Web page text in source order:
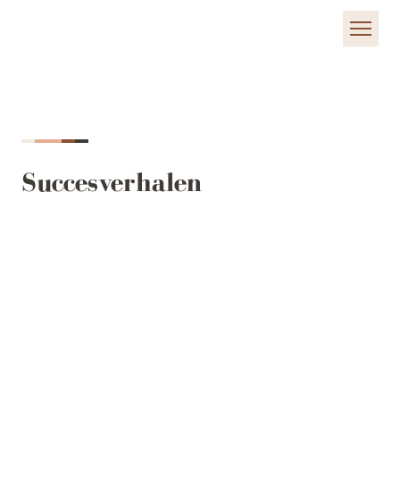
Succesverhalen